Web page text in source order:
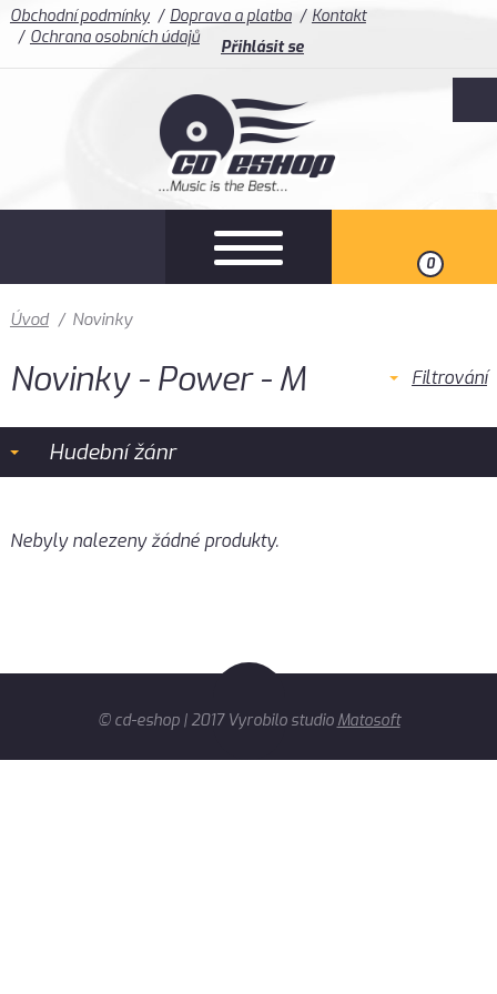
Obchodní podmínky Doprava a platba
Kontakt
Ochrana osobních údajů
Přihlásit se
0
Úvod / Novinky
Novinky - Power - M Filtrování
Hudební žánr
Nebyly nalezeny žádné produkty.
© cd-eshop | 2017 Vyrobilo studio Matosoft